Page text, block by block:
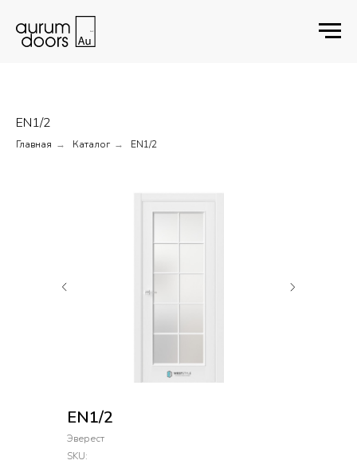
EN1/2
Главная → Каталог → EN1/2
EN1/2
Эверест
SKU: